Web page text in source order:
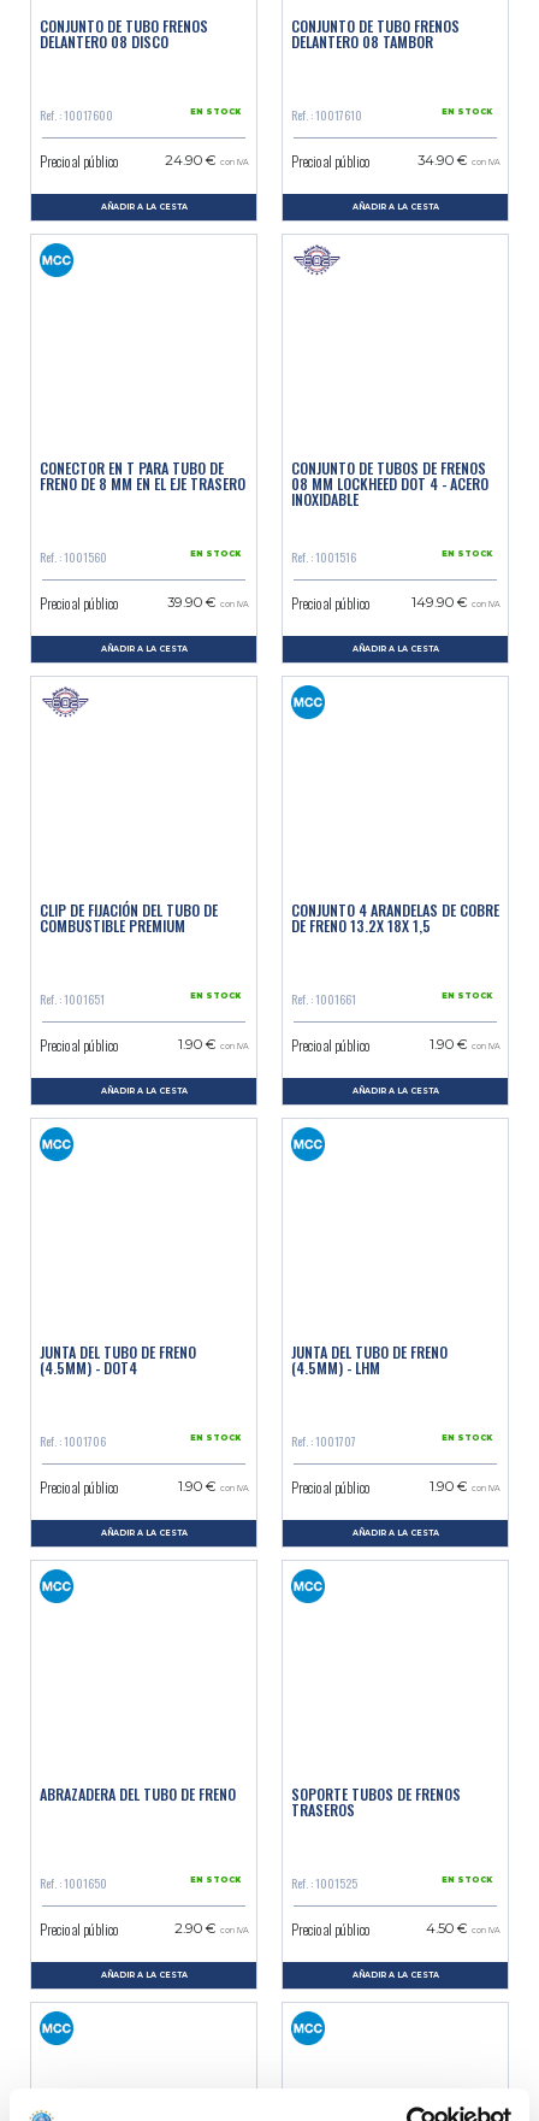
CONJUNTO DE TUBO FRENOS
DELANTERO 08 DISCO
Ref. : 10017600 EN STOCK
Precio al público 24.90 € con IVA
AÑADIR A LA CESTA
CONJUNTO DE TUBO FRENOS
DELANTERO 08 TAMBOR
Ref. : 10017610 EN STOCK
Precio al público 34.90 € con IVA
AÑADIR A LA CESTA
CONECTOR EN T PARA TUBO DE
FRENO DE 8 MM EN EL EJE TRASERO
Ref. : 1001560 EN STOCK
Precio al público 39.90 € con IVA
AÑADIR A LA CESTA
CONJUNTO DE TUBOS DE FRENOS
08 MM LOCKHEED DOT 4 - ACERO
INOXIDABLE
Ref. : 1001516 EN STOCK
Precio al público 149.90 € con IVA
AÑADIR A LA CESTA
CLIP DE FIJACIÓN DEL TUBO DE
COMBUSTIBLE PREMIUM
Ref. : 1001651 EN STOCK
Precio al público 1.90 € con IVA
AÑADIR A LA CESTA
CONJUNTO 4 ARANDELAS DE COBRE
DE FRENO 13.2X 18X 1,5
Ref. : 1001661 EN STOCK
Precio al público 1.90 € con IVA
AÑADIR A LA CESTA
JUNTA DEL TUBO DE FRENO
(4.5MM) - DOT4
Ref. : 1001706 EN STOCK
Precio al público 1.90 € con IVA
AÑADIR A LA CESTA
JUNTA DEL TUBO DE FRENO
(4.5MM) - LHM
Ref. : 1001707 EN STOCK
Precio al público 1.90 € con IVA
AÑADIR A LA CESTA
ABRAZADERA DEL TUBO DE FRENO
Ref. : 1001650 EN STOCK
Precio al público 2.90 € con IVA
AÑADIR A LA CESTA
SOPORTE TUBOS DE FRENOS
TRASEROS
Ref. : 1001525 EN STOCK
Precio al público 4.50 € con IVA
AÑADIR A LA CESTA